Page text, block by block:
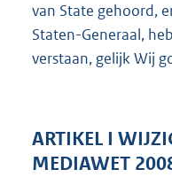
van State gehoord,
Staten-Generaal,
verstaan, gelijk Wij
ARTIKEL I
MEDIAWET